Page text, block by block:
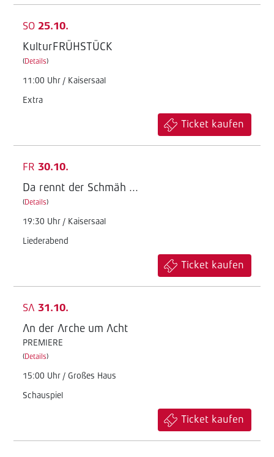
SO 25.10.
KulturFRÜHSTÜCK
(Details)
11:00 Uhr / Kaisersaal
Extra
Ticket kaufen
FR 30.10.
Da rennt der Schmäh ...
(Details)
19:30 Uhr / Kaisersaal
Liederabend
Ticket kaufen
SA 31.10.
An der Arche um Acht
PREMIERE
(Details)
15:00 Uhr / Großes Haus
Schauspiel
Ticket kaufen